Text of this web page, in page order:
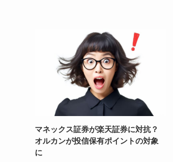
マネックス証券が楽天証券に対抗？
オルカンが投信保有ポイントの対象
に